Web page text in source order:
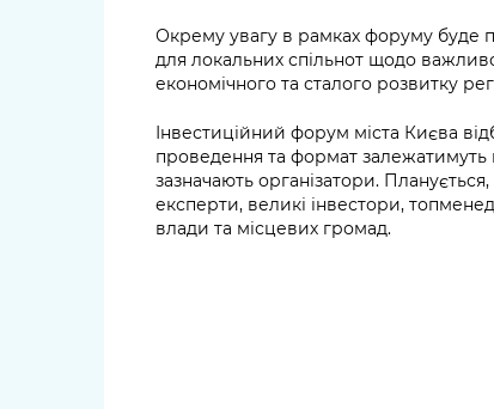
Окрему увагу в рамках форуму буде
для локальних спільнот щодо
економічного та сталого розвитку
Інвестиційний форум міста Києва
проведення та формат залежатимуть
зазначають організатори.
експерти, великі інвестори,
влади та місцевих громад.